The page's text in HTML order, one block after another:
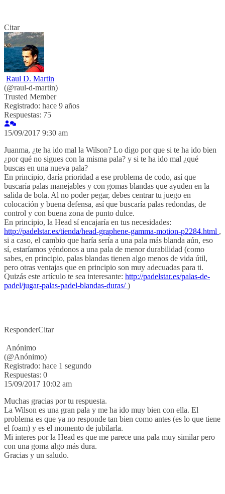
Citar
Raul D. Martin
(@raul-d-martin)
Trusted Member
Registrado: hace 9 años
Respuestas: 75
15/09/2017 9:30 am
Juanma, ¿te ha ido mal la Wilson? Lo digo por que si te ha ido bien
¿por qué no sigues con la misma pala? y si te ha ido mal ¿qué
buscas en una nueva pala?
En principio, daría prioridad a ese problema de codo, así que
buscaría palas manejables y con gomas blandas que ayuden en la
salida de bola. Al no poder pegar, debes centrar tu juego en
colocación y buena defensa, así que buscaría palas redondas, de
control y con buena zona de punto dulce.
En principio, la Head sí encajaría en tus necesidades:
http://padelstar.es/tienda/head-graphene-gamma-motion-p2284.html ,
si a caso, el cambio que haría sería a una pala más blanda aún, eso
sí, estaríamos yéndonos a una pala de menor durabilidad (como
sabes, en principio, palas blandas tienen algo menos de vida útil,
pero otras ventajas que en principio son muy adecuadas para ti.
Quizás este artículo te sea interesante: http://padelstar.es/palas-de-
padel/jugar-palas-padel-blandas-duras/)
ResponderCitar
Anónimo
(@Anónimo)
Registrado: hace 1 segundo
Respuestas: 0
15/09/2017 10:02 am
Muchas gracias por tu respuesta.
La Wilson es una gran pala y me ha ido muy bien con ella. El
problema es que ya no responde tan bien como antes (es lo que tiene
el foam) y es el momento de jubilarla.
Mi interes por la Head es que me parece una pala muy similar pero
con una goma algo más dura.
Gracias y un saludo.